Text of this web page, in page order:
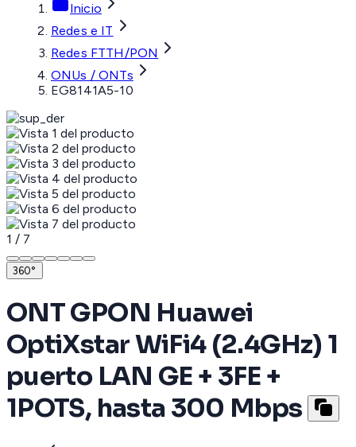
Inicio
Redes e IT
Redes FTTH/PON
ONUs / ONTs
EG8141A5-10
1 / 7
360°
ONT GPON Huawei
OptiXstar WiFi4 (2.4GHz) 1
puerto LAN GE + 3FE +
1POTS, hasta 300 Mbps